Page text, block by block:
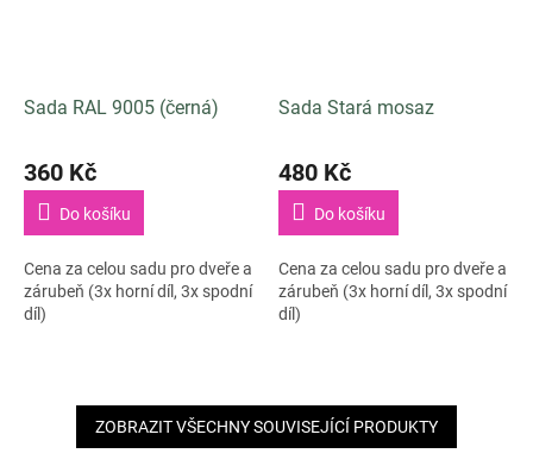
Sada RAL 9005 (černá)
360 Kč
Do košíku
Cena za celou sadu pro dveře a
zárubeň (3x horní díl, 3x spodní
díl)
Sada Stará mosaz
480 Kč
Do košíku
Cena za celou sadu pro dveře a
zárubeň (3x horní díl, 3x spodní
díl)
ZOBRAZIT VŠECHNY SOUVISEJÍCÍ PRODUKTY